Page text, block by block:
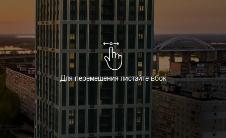
Для перемещения листайте вбок